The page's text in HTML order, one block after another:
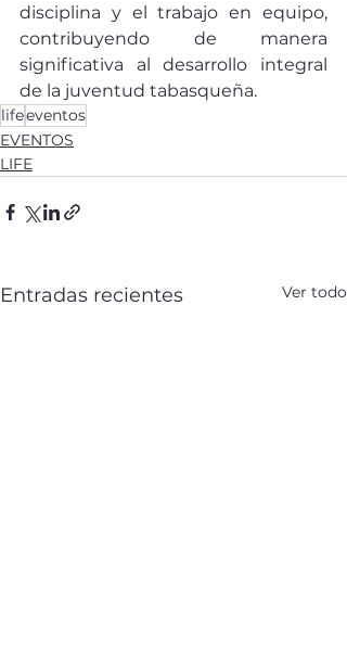
disciplina y el trabajo en equipo,
contribuyendo de manera
significativa al desarrollo integral
de la juventud tabasqueña.
lifeeventos
EVENTOS
LIFE
Entradas recientes Ver todo